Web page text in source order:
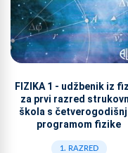
FIZIKA 1 - udžbenik iz
za prvi razred
škola s
programom fizike
1. RAZRED